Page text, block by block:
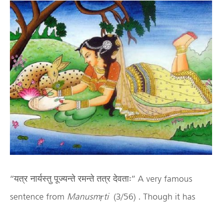
“यत्र नार्यस्तु पूज्यन्ते रमन्ते तत्र देवताः” A very famous
sentence from Manusmṛti (3/56) . Though it has